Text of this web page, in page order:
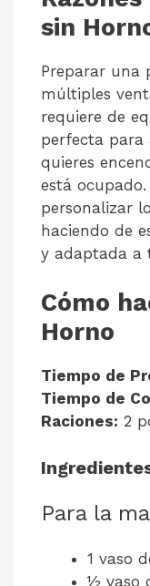
sin
Preparar una
múltiples
requiere de
perfecta para
quieres
está ocupado.
personalizar
haciendo de
y adaptada a
Cómo
Horno
Tiempo de
Tiempo de
Raciones: 2
Para la
1 vaso
½ vaso